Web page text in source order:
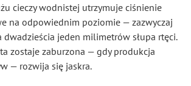
cieczy wodnistej utrzymuje ciśnienie
na odpowiednim poziomie — zazwyczaj
dwadzieścia jeden milimetrów słupa rtęci.
zostaje zaburzona — gdy produkcja
— rozwija się jaskra.